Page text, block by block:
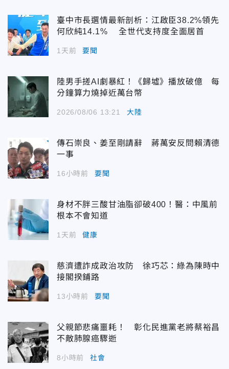
臺中市長選情最新剖析：江啟臣38.2%領先
何欣純14.1% 全世代支持度全面居首
1天前 要聞
陸男手搓AI劇暴紅！《歸墟》播放破億 每
分鐘算力燒掉近萬台幣
2026/08/06 13:21 大陸
傳石崇良、姜至剛請辭 蔣萬安反問賴清德
一事
16小時前 要聞
身材不胖三酸甘油脂卻破400！醫：中風前
根本不會知道
1天前 健康
慈濟遭詐成政治攻防 徐巧芯：綠為陳時中
接閣揆鋪路
13小時前 要聞
父親節悲痛噩耗！ 彰化民進黨老將蔡裕昌
不敵肺腺癌驟逝
8小時前 社會